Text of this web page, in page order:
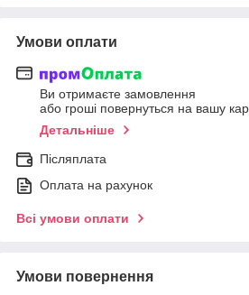
Умови оплати
Ви отримаєте замовлення
або гроші повернуться на вашу
Детальніше
Післяплата
Оплата на рахунок
Всі умови оплати
Умови повернення